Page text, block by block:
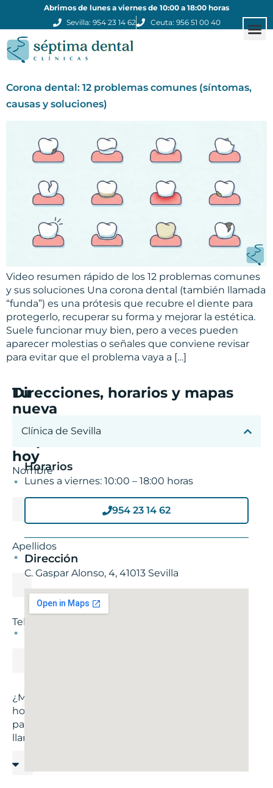
Abrimos de lunes a viernes de 10:00 a 18:00 horas
Sevilla: 954 23 14 62
Ceuta: 956 51 00 40
Corona dental: 12 problemas comunes (síntomas,
causas y soluciones)
Video resumen rápido de los 12 problemas comunes
y sus soluciones Una corona dental (también llamada
“funda”) es una prótesis que recubre el diente para
protegerlo, recuperar su forma y mejorar la estética.
Suele funcionar muy bien, pero a veces pueden
aparecer molestias o señales que conviene revisar
para evitar que el problema vaya a […]
Tu
nueva
sonrisa
hoy
Nombre
Apellidos
Teléfono
¿Mejor
hora
para
llamar?
Direcciones, horarios y mapas
Clínica de Sevilla
Horarios
Lunes a viernes: 10:00 – 18:00 horas
954 23 14 62
Dirección
C. Gaspar Alonso, 4, 41013 Sevilla